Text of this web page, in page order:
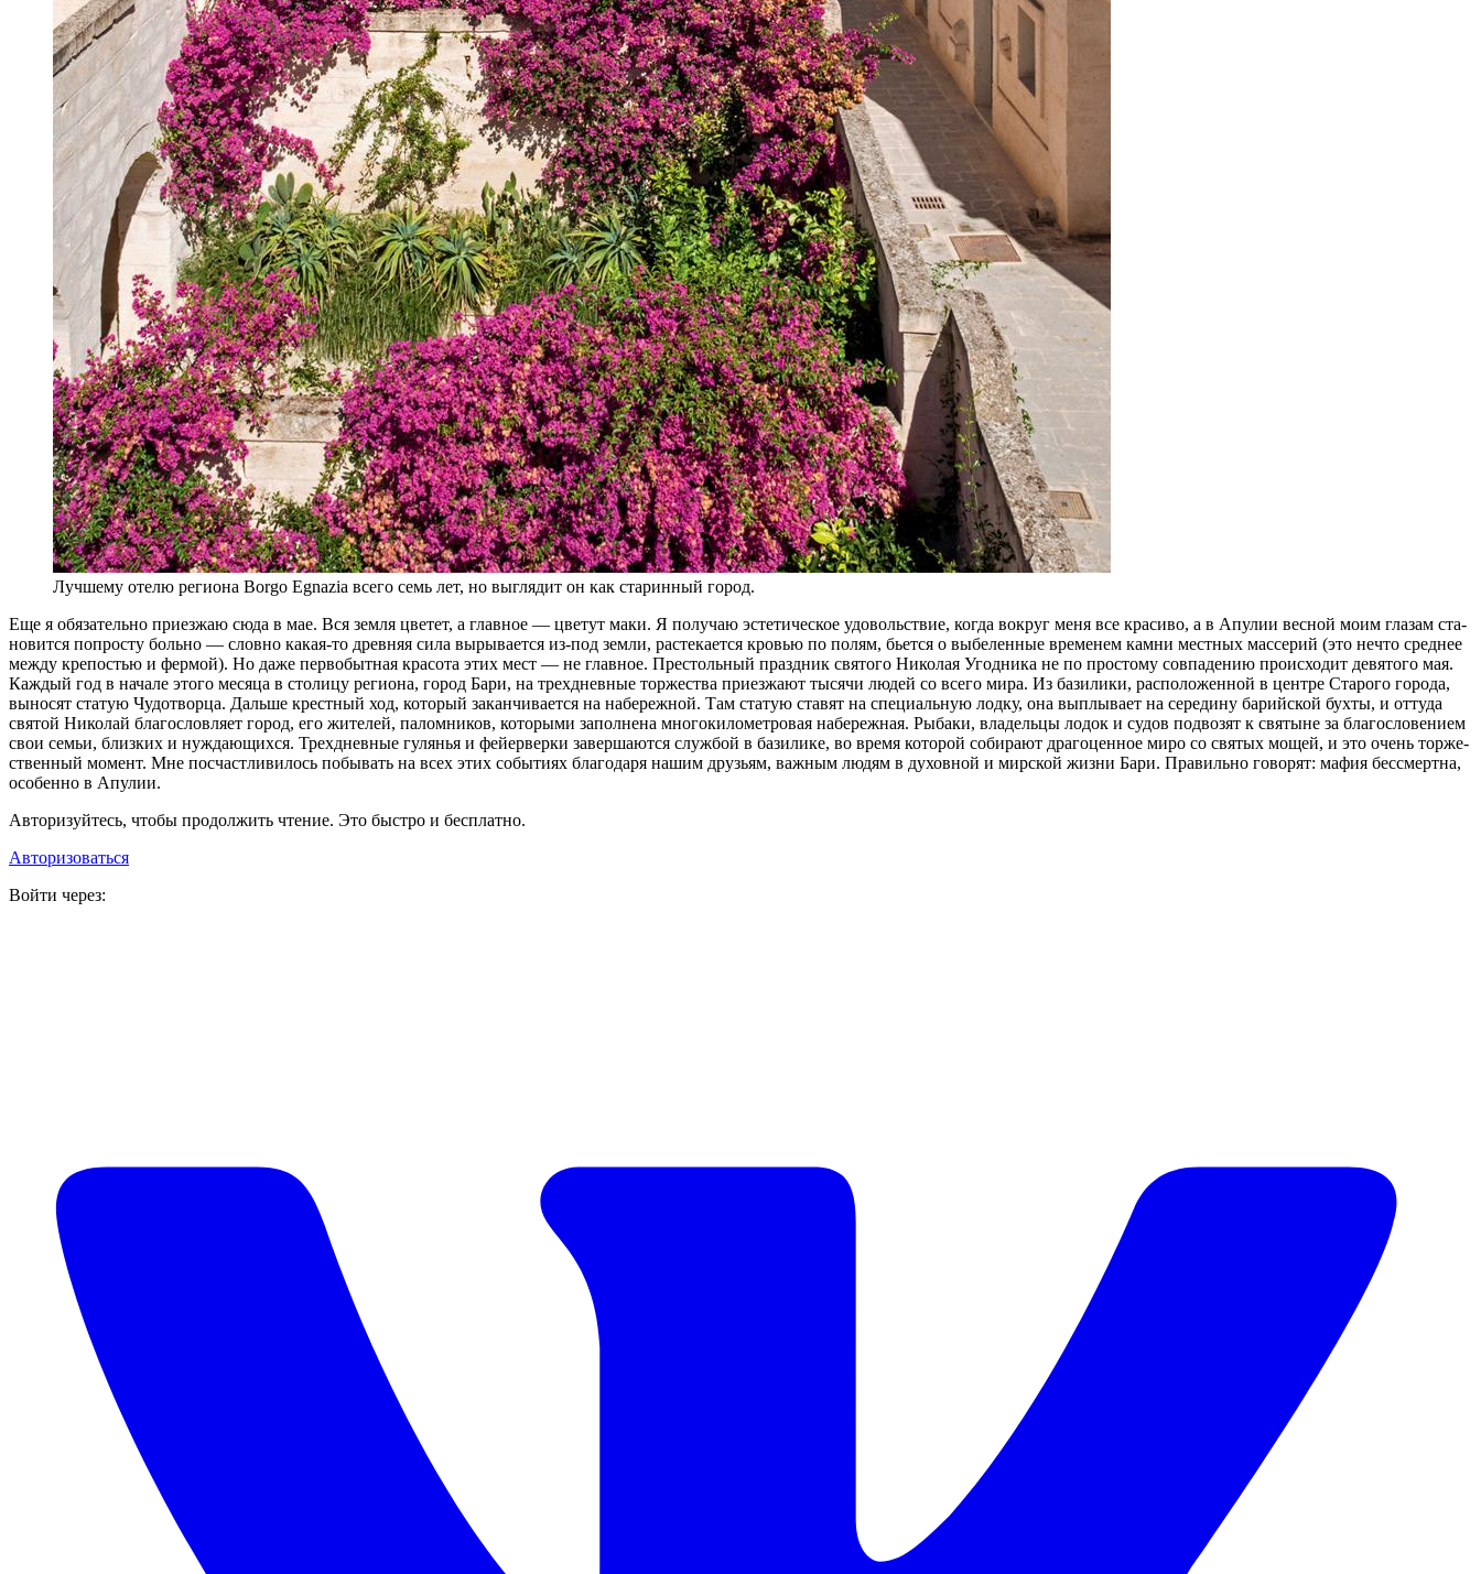
Луч­ше­му оте­лю ре­ги­о­на Borgo Egnazia все­го семь лет, но вы­гля­дит он как ста­рин­ный город.
Еще я обя­за­тель­но при­ез­жаю сюда в мае. Вся зем­ля цве­тет, а глав­ное — цве­тут маки. Я по­лу­чаю эс­те­ти­че­ское удо­воль­ствие, ко­гда во­круг меня все кра­си­во, а в Апу­лии вес­ной моим гла­зам ста­
но­вит­ся по­про­сту боль­но — слов­но ка­кая-то древ­няя сила вы­ры­ва­ет­ся из-под зем­ли, рас­те­ка­ет­ся кро­вью по по­лям, бьет­ся о вы­бе­лен­ные вре­ме­нем кам­ни мест­ных мас­се­рий (это нечто сред­нее
меж­ду кре­по­стью и фер­мой). Но даже пер­во­быт­ная кра­со­та этих мест — не глав­ное. Пре­столь­ный празд­ник свя­то­го Нико­лая Угод­ни­ка не по про­сто­му сов­па­де­нию про­ис­хо­дит де­вя­то­го мая.
Каж­дый год в на­ча­ле это­го ме­ся­ца в сто­ли­цу ре­ги­о­на, го­род Бари, на трех­днев­ные тор­же­ства при­ез­жа­ют ты­ся­чи лю­дей со все­го мира. Из ба­зи­ли­ки, рас­по­ло­жен­ной в цен­тре Ста­ро­го го­ро­да,
вы­но­сят ста­тую Чудо­твор­ца. Даль­ше крест­ный ход, ко­то­рый за­кан­чи­ва­ет­ся на на­бе­реж­ной. Там ста­тую ста­вят на спе­ци­аль­ную лод­ку, она вы­плы­ва­ет на се­ре­ди­ну ба­рий­ской бух­ты, и от­ту­да
свя­той Нико­лай бла­го­слов­ля­ет го­род, его жи­те­лей, па­лом­ни­ков, ко­то­ры­ми за­пол­не­на мно­го­ки­ло­мет­ро­вая на­бе­реж­ная. Рыба­ки, вла­дель­цы ло­док и су­дов под­во­зят к свя­ты­не за бла­го­сло­ве­ни­ем
свои се­мьи, близ­ких и нуж­да­ю­щих­ся. Трех­днев­ные гу­ля­нья и фей­ер­вер­ки за­вер­ша­ют­ся служ­бой в ба­зи­ли­ке, во вре­мя ко­то­рой со­би­ра­ют дра­го­цен­ное миро со свя­тых мо­щей, и это очень тор­же­
ствен­ный мо­мент. Мне по­счаст­ли­ви­лось по­бы­вать на всех этих со­бы­ти­ях бла­го­да­ря на­шим дру­зьям, важ­ным лю­дям в ду­хов­ной и мир­ской жиз­ни Бари. Пра­виль­но го­во­рят: ма­фия бес­смерт­на,
осо­бен­но в Апулии.
Авторизуйтесь, чтобы продолжить чтение. Это быстро и бесплатно.
Авторизоваться
Войти через: